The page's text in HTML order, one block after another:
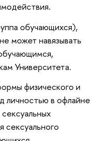
обучающихся),
может навязывать
Университета.
физического и
личностью в офлайне
сексуального